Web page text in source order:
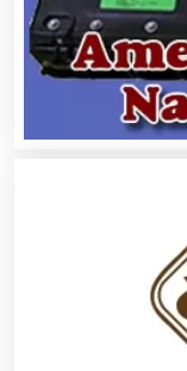
Asilos
Audio,
Audios